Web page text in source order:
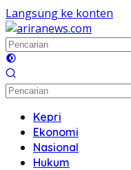
Langsung ke konten
Kepri
Ekonomi
Nasional
Hukum